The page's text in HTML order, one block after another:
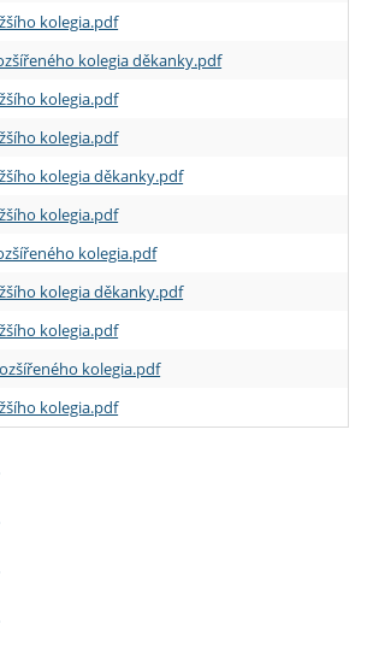
kolegia.pdf
kolegia děkanky.pdf
kolegia.pdf
kolegia.pdf
kolegia děkanky.pdf
kolegia.pdf
kolegia.pdf
kolegia děkanky.pdf
kolegia.pdf
kolegia.pdf
kolegia.pdf